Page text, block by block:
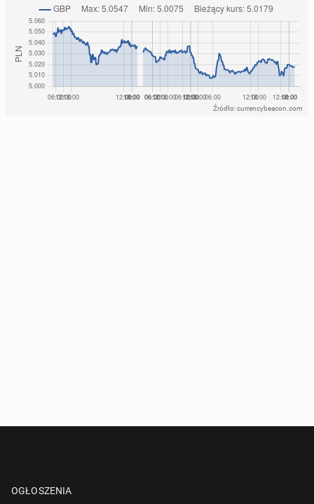
Źródło: currencybeacon.com
OGŁOSZENIA